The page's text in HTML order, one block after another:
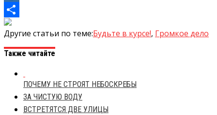
Mail.Ru
Отправить
Другие статьи по теме:Будьте в курсе!, Громкое дело
Также читайте
ПОЧЕМУ НЕ СТРОЯТ НЕБОСКРЕБЫ
ЗА ЧИСТУЮ ВОДУ
ВСТРЕТЯТСЯ ДВЕ УЛИЦЫ